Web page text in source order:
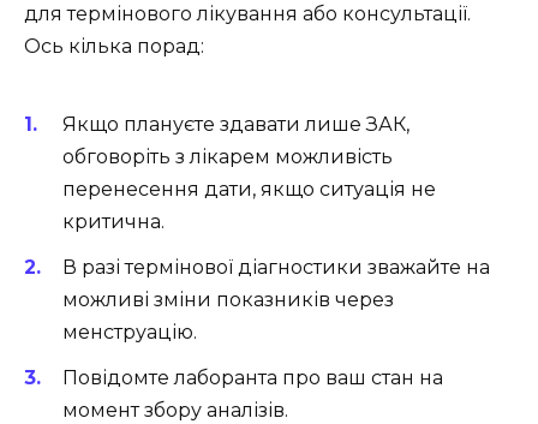
для термінового лікування або консультації.
Ось кілька порад:
Якщо плануєте здавати лише ЗАК,
обговоріть з лікарем можливість
перенесення дати, якщо ситуація не
критична.
В разі термінової діагностики зважайте на
можливі зміни показників через
менструацію.
Повідомте лаборанта про ваш стан на
момент збору аналізів.